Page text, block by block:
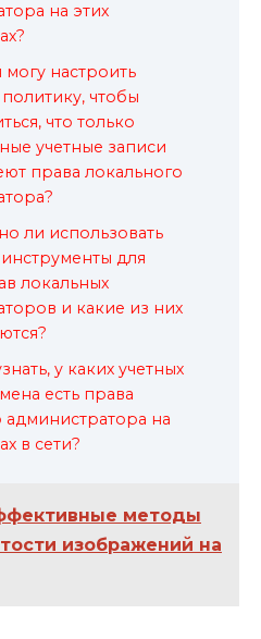
на этих
могу настроить
чтобы
что только
учетные записи
права локального
ли использовать
для
локальных
и какие из них
у каких учетных
есть права
администратора на
в сети?
методы
изображений на